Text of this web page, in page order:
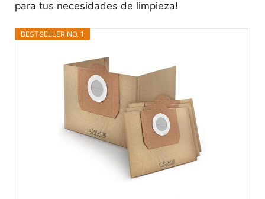
para tus necesidades de limpieza!
BESTSELLER NO. 1